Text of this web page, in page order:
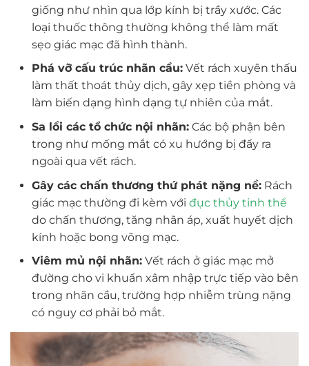
giống như nhìn qua lớp kính bị trầy xước. Các
loại thuốc thông thường không thể làm mất
sẹo giác mạc đã hình thành.
Phá vỡ cấu trúc nhãn cầu:Vết rách xuyên thấu
làm thất thoát thủy dịch, gây xẹp tiền phòng và
làm biến dạng hình dạng tự nhiên của mắt.
Sa lồi các tổ chức nội nhãn:Các bộ phận bên
trong như mống mắt có xu hướng bị đẩy ra
ngoài qua vết rách.
Gây các chấn thương thứ phát nặng nề:Rách
giác mạc thường đi kèm với đục thủy tinh thể
do chấn thương, tăng nhãn áp, xuất huyết dịch
kính hoặc bong võng mạc.
Viêm mủ nội nhãn:Vết rách ở giác mạc mở
đường cho vi khuẩn xâm nhập trực tiếp vào bên
trong nhãn cầu, trường hợp nhiễm trùng nặng
có nguy cơ phải bỏ mắt.